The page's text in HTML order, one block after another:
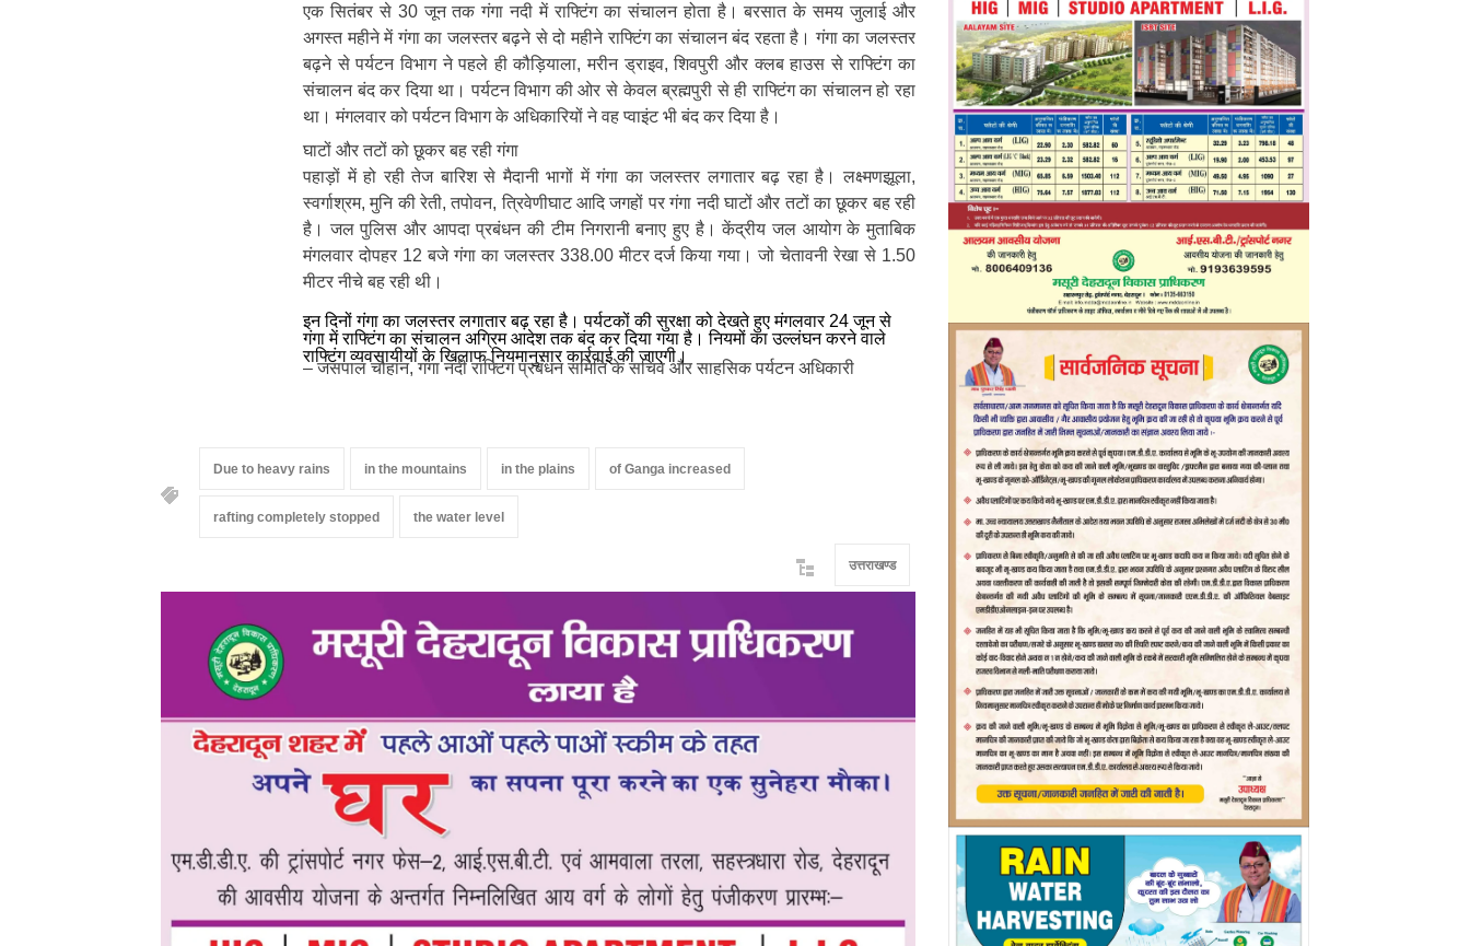
एक सितंबर से 30 जून तक गंगा नदी में राफ्टिंग का संचालन होता है। बरसात के समय जुलाई और
अगस्त महीने में गंगा का जलस्तर बढ़ने से दो महीने राफ्टिंग का संचालन बंद रहता है। गंगा का जलस्तर
बढ़ने से पर्यटन विभाग ने पहले ही कौड़ियाला, मरीन ड्राइव, शिवपुरी और क्लब हाउस से राफ्टिंग का
संचालन बंद कर दिया था। पर्यटन विभाग की ओर से केवल ब्रह्मपुरी से ही राफ्टिंग का संचालन हो रहा
था। मंगलवार को पर्यटन विभाग के अधिकारियों ने वह प्वाइंट भी बंद कर दिया है।
घाटों और तटों को छूकर बह रही गंगा
पहाड़ों में हो रही तेज बारिश से मैदानी भागों में गंगा का जलस्तर लगातार बढ़ रहा है। लक्ष्मणझूला,
स्वर्गाश्रम, मुनि की रेती, तपोवन, त्रिवेणीघाट आदि जगहों पर गंगा नदी घाटों और तटों का छूकर बह रही
है। जल पुलिस और आपदा प्रबंधन की टीम निगरानी बनाए हुए है। केंद्रीय जल आयोग के मुताबिक
मंगलवार दोपहर 12 बजे गंगा का जलस्तर 338.00 मीटर दर्ज किया गया। जो चेतावनी रेखा से 1.50
मीटर नीचे बह रही थी।
इन दिनों गंगा का जलस्तर लगातार बढ़ रहा है। पर्यटकों की सुरक्षा को देखते हुए मंगलवार 24 जून से
गंगा में राफ्टिंग का संचालन अग्रिम आदेश तक बंद कर दिया गया है। नियमों का उल्लंघन करने वाले
राफ्टिंग व्यवसायीयों के खिलाफ नियमानुसार कार्रवाई की जाएगी।
– जसपाल चौहान, गंगा नदी राफ्टिंग प्रबंधन समिति के सचिव और साहसिक पर्यटन अधिकारी
Due to heavy rains in the mountains in the plains of Ganga increased
rafting completely stopped the water level
उत्तराखण्ड